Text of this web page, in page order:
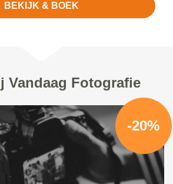
BEKIJK & BOEK
Vandaag Fotografie
-20%